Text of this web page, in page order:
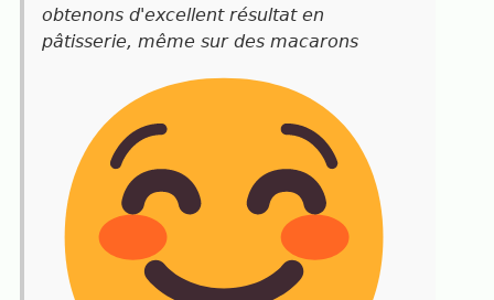
obtenons d'excellent résultat en
pâtisserie, même sur des macarons